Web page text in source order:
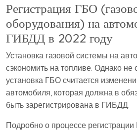
Регистрация ГБО
оборудования) на
ГИБДД в 2022 году
Установка газовой системы на
сэкономить на топливе. Однако не
установка ГБО считается
автомобиля, которая должна в
быть зарегистрирована в ГИБДД.
Подробно о процессе